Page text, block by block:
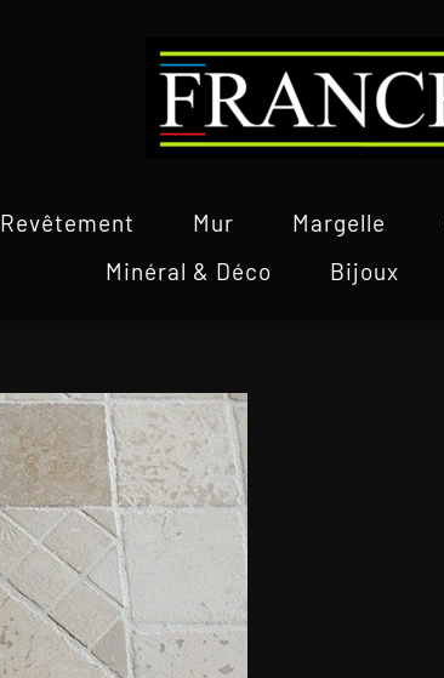
Revêtement Mur Margelle
Minéral & Déco
Bijoux